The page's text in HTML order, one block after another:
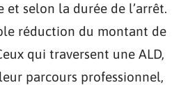
et selon la durée de l’arrêt.
réduction du montant de
qui traversent une ALD,
parcours professionnel,